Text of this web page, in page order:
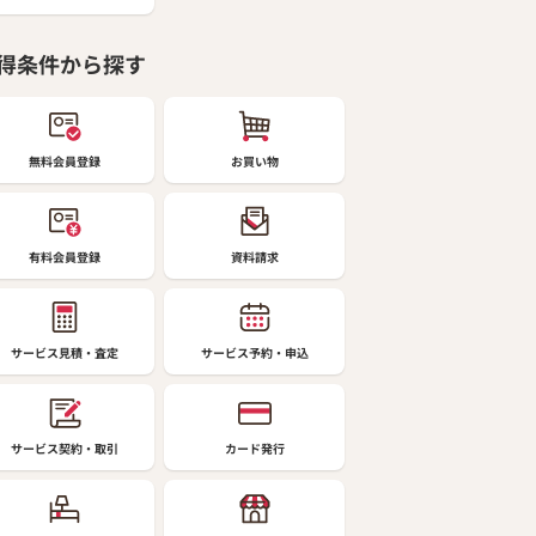
条件から探す
無料会員登録 お買い物
有料会員登録 資料請求
サービス見積・査定 サービス予約・申込
サービス契約・取引 カード発行